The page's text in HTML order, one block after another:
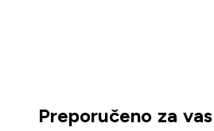
Preporučeno za vas